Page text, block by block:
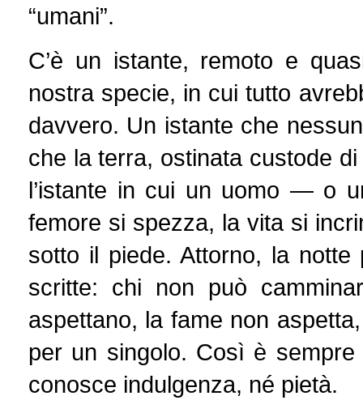
“umani”.
C’è un istante, remoto e
nostra specie, in cui tutto
davvero. Un istante che
che la terra, ostinata custode
l’istante in cui un uomo — o
femore si spezza, la vita si
sotto il piede. Attorno, la
scritte: chi non può
aspettano, la fame non
per un singolo. Così è
conosce indulgenza, né pietà.